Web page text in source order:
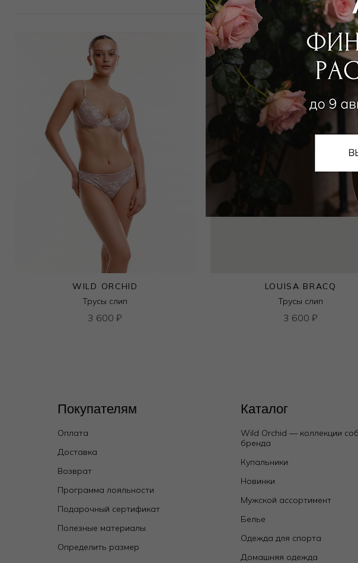
Бюстгальтер балконет мягкий
8 100
WILD ORCHID
Трусы слип
3 600₽
LOUISA BRACQ
Трусы слип
3 600₽
Покупателям
Оплата
Доставка
Возврат
Программа лояльности
Подарочный сертификат
Полезные материалы
Определить размер
Каталог
Wild Orchid — коллекции
бренда
Купальники
Новинки
Мужской ассортимент
Белье
Одежда для спорта
Домашняя одежда